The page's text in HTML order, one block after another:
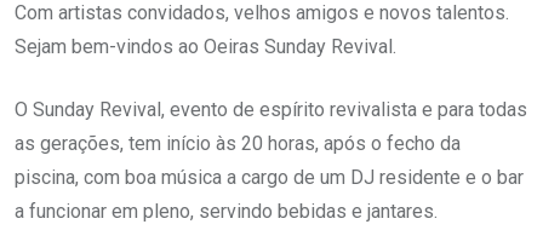
Com artistas convidados, velhos amigos e novos talentos.
Sejam bem-vindos ao Oeiras Sunday Revival.
O Sunday Revival, evento de espírito revivalista e para todas
as gerações, tem início às 20 horas, após o fecho da
piscina, com boa música a cargo de um DJ residente e o bar
a funcionar em pleno, servindo bebidas e jantares.